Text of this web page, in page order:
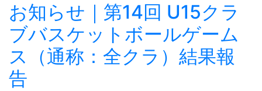
お知らせ｜第14回 U15クラ
ブバスケットボールゲーム
ス（通称：全クラ）結果報
告